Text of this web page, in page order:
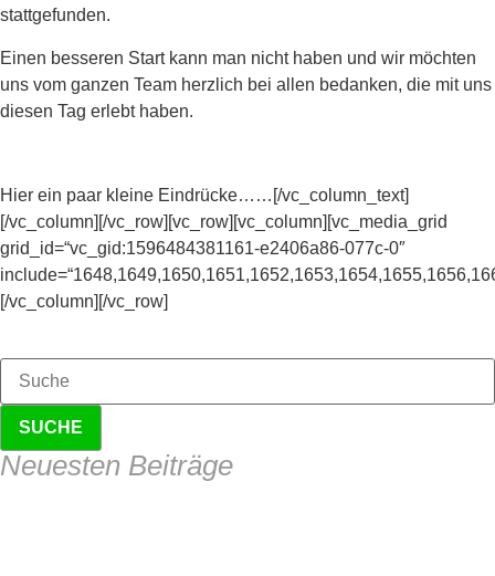
stattgefunden.
Einen besseren Start kann man nicht haben und wir möchten
uns vom ganzen Team herzlich bei allen bedanken, die mit uns
diesen Tag erlebt haben.
Hier ein paar kleine Eindrücke……[/vc_column_text]
[/vc_column][/vc_row][vc_row][vc_column][vc_media_grid
grid_id=“vc_gid:1596484381161-e2406a86-077c-0″
[/vc_column][/vc_row]
SUCHE
Neuesten Beiträge